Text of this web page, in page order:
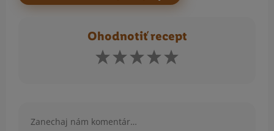
Ohodnotiť recept